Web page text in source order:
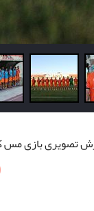
تصویری بازی مس